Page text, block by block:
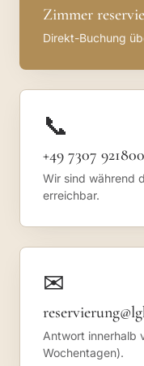
Zimmer
Direkt-Buchung
📞
+49 7307 921800
Wir sind während
erreichbar.
✉
Antwort innerhalb
Wochentagen).